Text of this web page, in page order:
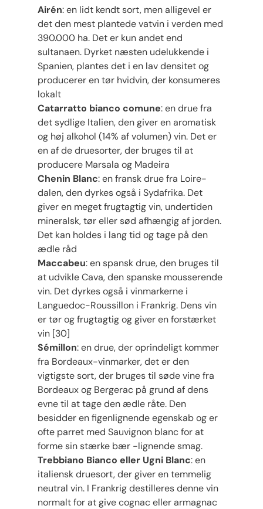
Airén: en lidt kendt sort, men alligevel er
det den mest plantede vatvin i verden med
390.000 ha. Det er kun andet end
sultanaen. Dyrket næsten udelukkende i
Spanien, plantes det i en lav densitet og
producerer en tør hvidvin, der konsumeres
lokalt
Catarratto bianco comune: en drue fra
det sydlige Italien, den giver en aromatisk
og høj alkohol (14% af volumen) vin. Det er
en af ​​de druesorter, der bruges til at
producere Marsala og Madeira
Chenin Blanc: en fransk drue fra Loire-
dalen, den dyrkes også i Sydafrika. Det
giver en meget frugtagtig vin, undertiden
mineralsk, tør eller sød afhængig af jorden.
Det kan holdes i lang tid og tage på den
ædle råd
Maccabeu: en spansk drue, den bruges til
at udvikle Cava, den spanske mousserende
vin. Det dyrkes også i vinmarkerne i
Languedoc-Roussillon i Frankrig. Dens vin
er tør og frugtagtig og giver en forstærket
vin [30]
Sémillon: en drue, der oprindeligt kommer
fra Bordeaux-vinmarker, det er den
vigtigste sort, der bruges til søde vine fra
Bordeaux og Bergerac på grund af dens
evne til at tage den ædle råte. Den
besidder en figenlignende egenskab og er
ofte parret med Sauvignon blanc for at
forme sin stærke bær -lignende smag.
Trebbiano Bianco eller Ugni Blanc: en
italiensk druesort, der giver en temmelig
neutral vin. I Frankrig destilleres denne vin
normalt for at give cognac eller armagnac